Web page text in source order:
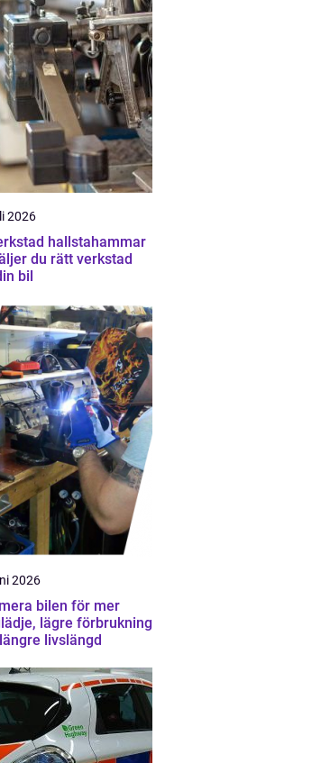
2026
hallstahammar
du rätt verkstad
bil
2026
bilen för mer
lägre förbrukning
livslängd